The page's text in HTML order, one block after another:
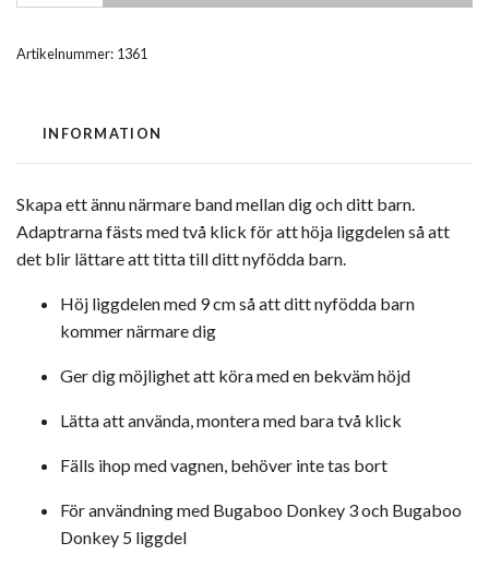
Artikelnummer: 1361
INFORMATION
Skapa ett ännu närmare band mellan dig och ditt barn.
Adaptrarna fästs med två klick för att höja liggdelen så att
det blir lättare att titta till ditt nyfödda barn.
Höj liggdelen med 9 cm så att ditt nyfödda barn
kommer närmare dig
Ger dig möjlighet att köra med en bekväm höjd
Lätta att använda, montera med bara två klick
Fälls ihop med vagnen, behöver inte tas bort
För användning med Bugaboo Donkey 3 och Bugaboo
Donkey 5 liggdel